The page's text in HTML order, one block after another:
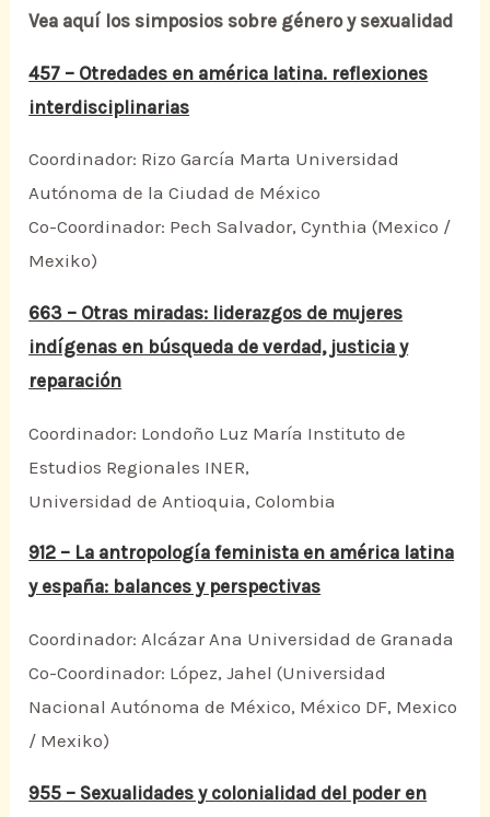
Vea aquí los simposios sobre género y sexualidad
457 – Otredades en américa latina. reflexiones
interdisciplinarias
Coordinador: Rizo García Marta Universidad
Autónoma de la Ciudad de México
Co-Coordinador: Pech Salvador, Cynthia (Mexico /
Mexiko)
663 – Otras miradas: liderazgos de mujeres
indígenas en búsqueda de verdad, justicia y
reparación
Coordinador: Londoño Luz María Instituto de
Estudios Regionales INER,
Universidad de Antioquia, Colombia
912 – La antropología feminista en américa latina
y españa: balances y perspectivas
Coordinador: Alcázar Ana Universidad de Granada
Co-Coordinador: López, Jahel (Universidad
Nacional Autónoma de México, México DF, Mexico
/ Mexiko)
955 – Sexualidades y colonialidad del poder en